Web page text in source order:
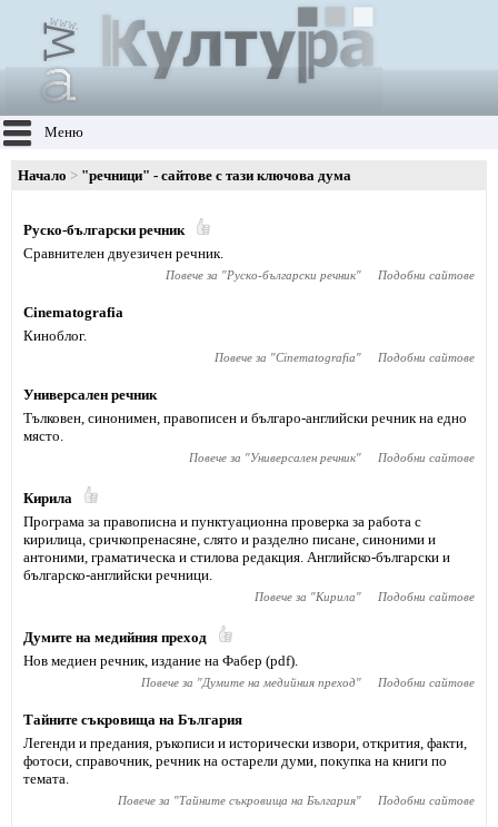
Меню
Начало "речници" - сайтове с тази ключова дума
Руско-български речник
Сравнителен двуезичен речник.
Повече за "Руско-български речник" Подобни сайтове
Cinematografia
Киноблог.
Повече за "Cinematografia" Подобни сайтове
Универсален речник
Тълковен, синонимен, правописен и българо-английски речник на едно
място.
Повече за "Универсален речник" Подобни сайтове
Кирила
Програма за правописна и пунктуационна проверка за работа с
кирилица, сричкопренасяне, слято и разделно писане, синоними и
антоними, граматическа и стилова редакция. Английско-български и
българско-английски речници.
Повече за "Кирила" Подобни сайтове
Думите на медийния преход
Нов медиен речник, издание на Фабер (pdf).
Повече за "Думите на медийния преход" Подобни сайтове
Тайните съкровища на България
Легенди и предания, ръкописи и исторически извори, открития, факти,
фотоси, справочник, речник на остарели думи, покупка на книги по
темата.
Повече за "Тайните съкровища на България" Подобни сайтове